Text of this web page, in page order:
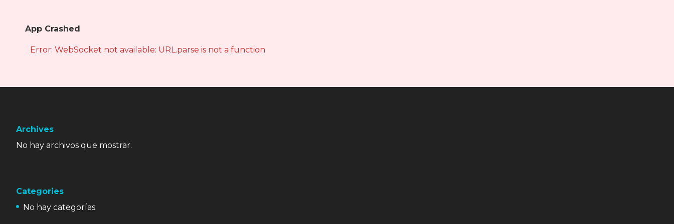
App Crashed
Error: WebSocket not available: URL.parse is not a function
Archives
No hay archivos que mostrar.
Categories
No hay categorías